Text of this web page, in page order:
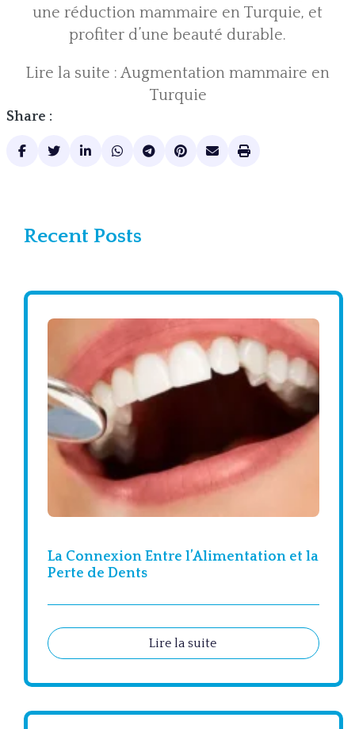
une réduction mammaire en Turquie, et
profiter d’une beauté durable.
Lire la suite : Augmentation mammaire en
Turquie
Share :
Recent Posts
La Connexion Entre l’Alimentation et la
Perte de Dents
Lire la suite